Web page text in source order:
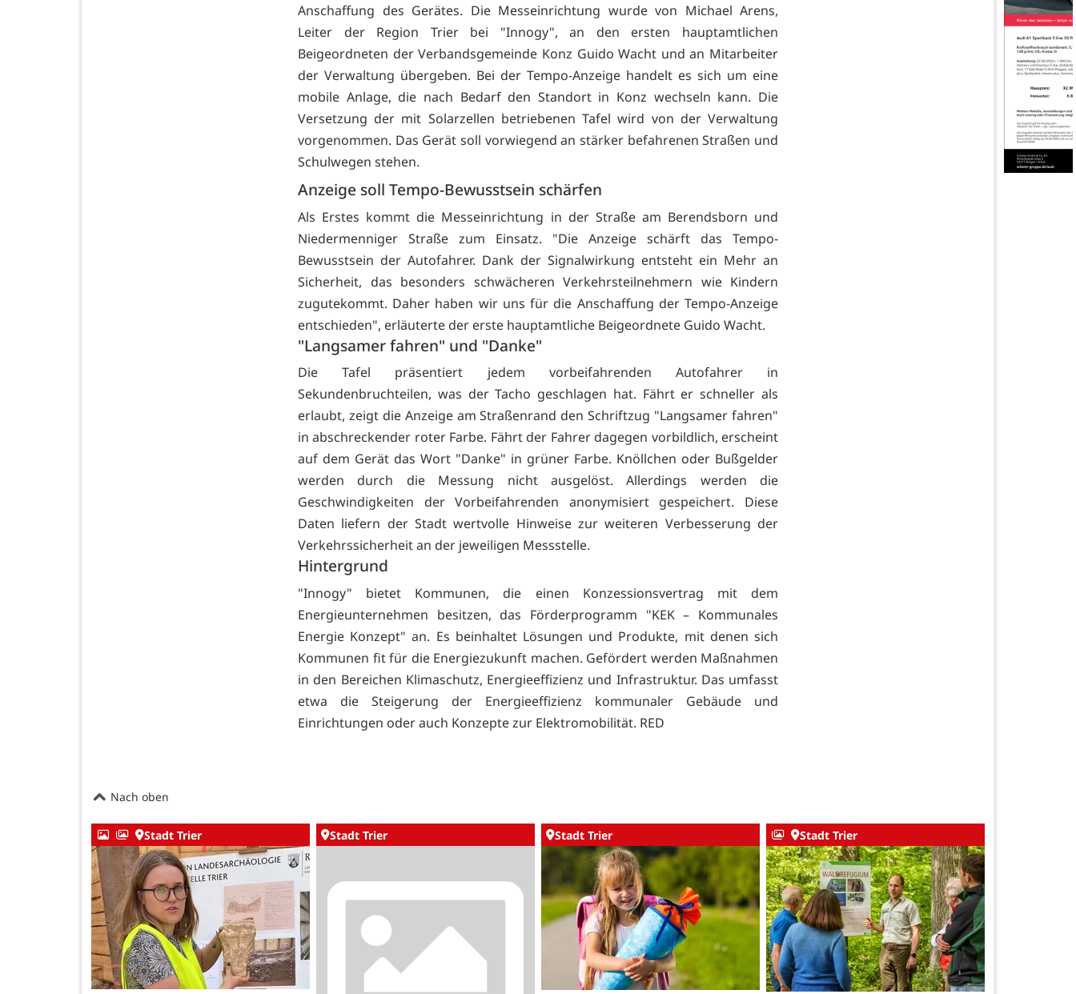
Anschaffung des Gerätes. Die Messeinrichtung wurde von Michael Arens,
Leiter der Region Trier bei "Innogy", an den ersten hauptamtlichen
Beigeordneten der Verbandsgemeinde Konz Guido Wacht und an Mitarbeiter
der Verwaltung übergeben. Bei der Tempo-Anzeige handelt es sich um eine
mobile Anlage, die nach Bedarf den Standort in Konz wechseln kann. Die
Versetzung der mit Solarzellen betriebenen Tafel wird von der Verwaltung
vorgenommen. Das Gerät soll vorwiegend an stärker befahrenen Straßen und
Schulwegen stehen.
Anzeige soll Tempo-Bewusstsein schärfen
Als Erstes kommt die Messeinrichtung in der Straße am Berendsborn und
Niedermenniger Straße zum Einsatz. "Die Anzeige schärft das Tempo-
Bewusstsein der Autofahrer. Dank der Signalwirkung entsteht ein Mehr an
Sicherheit, das besonders schwächeren Verkehrsteilnehmern wie Kindern
zugutekommt. Daher haben wir uns für die Anschaffung der Tempo-Anzeige
entschieden", erläuterte der erste hauptamtliche Beigeordnete Guido Wacht.
"Langsamer fahren" und "Danke"
Die Tafel präsentiert jedem vorbeifahrenden Autofahrer in
Sekundenbruchteilen, was der Tacho geschlagen hat. Fährt er schneller als
erlaubt, zeigt die Anzeige am Straßenrand den Schriftzug "Langsamer fahren"
in abschreckender roter Farbe. Fährt der Fahrer dagegen vorbildlich, erscheint
auf dem Gerät das Wort "Danke" in grüner Farbe. Knöllchen oder Bußgelder
werden durch die Messung nicht ausgelöst. Allerdings werden die
Geschwindigkeiten der Vorbeifahrenden anonymisiert gespeichert. Diese
Daten liefern der Stadt wertvolle Hinweise zur weiteren Verbesserung der
Verkehrssicherheit an der jeweiligen Messstelle.
Hintergrund
"Innogy" bietet Kommunen, die einen Konzessionsvertrag mit dem
Energieunternehmen besitzen, das Förderprogramm "KEK – Kommunales
Energie Konzept" an. Es beinhaltet Lösungen und Produkte, mit denen sich
Kommunen fit für die Energiezukunft machen. Gefördert werden Maßnahmen
in den Bereichen Klimaschutz, Energieeffizienz und Infrastruktur. Das umfasst
etwa die Steigerung der Energieeffizienz kommunaler Gebäude und
Einrichtungen oder auch Konzepte zur Elektromobilität. RED
Nach oben
Stadt Trier Stadt Trier Stadt Trier Stadt Trier